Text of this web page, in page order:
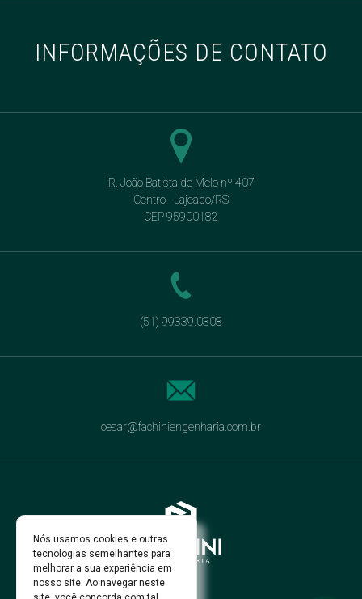
Nós usamos cookies e outras
tecnologias semelhantes para
melhorar a sua experiência em
nosso site. Ao navegar neste
INFORMAÇÕES DE CONTATO
R. João Batista de Melo nº 407
Centro - Lajeado/RS
CEP 95900182
(51) 99339.0308
cesar@fachiniengenharia.com.br